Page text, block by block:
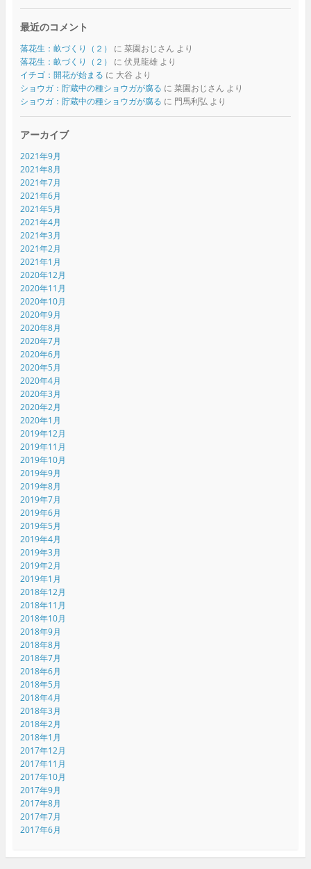
最近のコメント
落花生：畝づくり（２） に 菜園おじさん より
落花生：畝づくり（２）
に 伏見龍雄より
イチゴ：開花が始まる に 大谷 より
ショウガ：貯蔵中の種ショウガが腐る に 菜園おじさん より
ショウガ：貯蔵中の種ショウガが腐る に 門馬利弘 より
アーカイブ
2021年9月
2021年8月
2021年7月
2021年6月
2021年5月
2021年4月
2021年3月
2021年2月
2021年1月
2020年12月
2020年11月
2020年10月
2020年9月
2020年8月
2020年7月
2020年6月
2020年5月
2020年4月
2020年3月
2020年2月
2020年1月
2019年12月
2019年11月
2019年10月
2019年9月
2019年8月
2019年7月
2019年6月
2019年5月
2019年4月
2019年3月
2019年2月
2019年1月
2018年12月
2018年11月
2018年10月
2018年9月
2018年8月
2018年7月
2018年6月
2018年5月
2018年4月
2018年3月
2018年2月
2018年1月
2017年12月
2017年11月
2017年10月
2017年9月
2017年8月
2017年7月
2017年6月